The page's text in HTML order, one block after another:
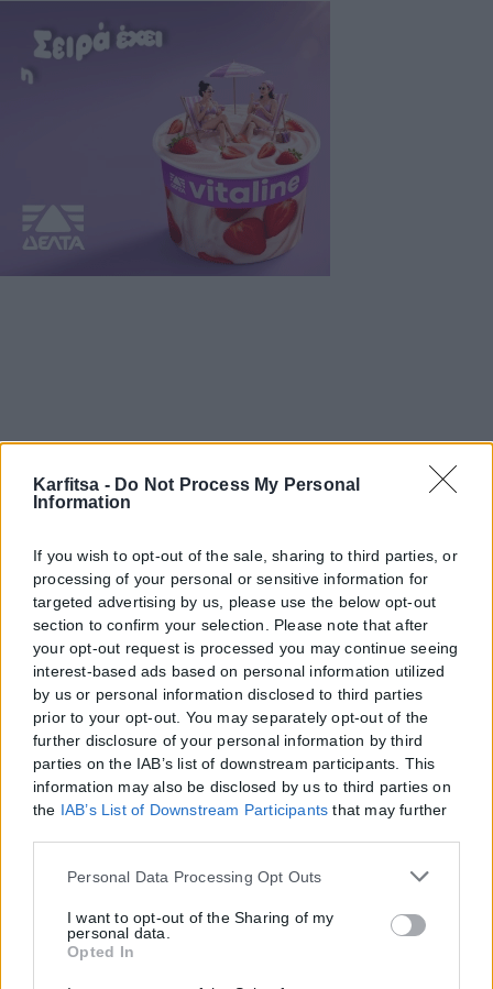
Karfitsa - Do Not Process My Personal
Information
If you wish to opt-out of the sale, sharing to third parties, or
processing of your personal or sensitive information for
targeted advertising by us, please use the below opt-out
section to confirm your selection. Please note that after
your opt-out request is processed you may continue seeing
interest-based ads based on personal information utilized
by us or personal information disclosed to third parties
prior to your opt-out. You may separately opt-out of the
further disclosure of your personal information by third
parties on the IAB’s list of downstream participants. This
information may also be disclosed by us to third parties on
the IAB’s List of Downstream Participants that may further
Please note that this website/app uses one or more Google
but not limited to your visit or usage behaviour. You may
click to grant or deny consent to Google and its third-party
tags to use your data for below specified purposes in below
Personal Data Processing Opt Outs
I want to opt-out of the Sharing of my
personal data.
Opted In